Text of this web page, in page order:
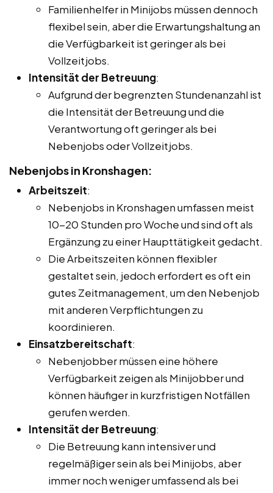
Familienhelfer in Minijobs müssen dennoch
flexibel sein, aber die Erwartungshaltung an
die Verfügbarkeit ist geringer als bei
Vollzeitjobs.
Intensität der Betreuung:
Aufgrund der begrenzten Stundenanzahl ist
die Intensität der Betreuung und die
Verantwortung oft geringer als bei
Nebenjobs oder Vollzeitjobs.
Nebenjobs in Kronshagen:
Arbeitszeit:
Nebenjobs in Kronshagen umfassen meist
10-20 Stunden pro Woche und sind oft als
Ergänzung zu einer Haupttätigkeit gedacht.
Die Arbeitszeiten können flexibler
gestaltet sein, jedoch erfordert es oft ein
gutes Zeitmanagement, um den Nebenjob
mit anderen Verpflichtungen zu
koordinieren.
Einsatzbereitschaft:
Nebenjobber müssen eine höhere
Verfügbarkeit zeigen als Minijobber und
können häufiger in kurzfristigen Notfällen
gerufen werden.
Intensität der Betreuung:
Die Betreuung kann intensiver und
regelmäßiger sein als bei Minijobs, aber
immer noch weniger umfassend als bei